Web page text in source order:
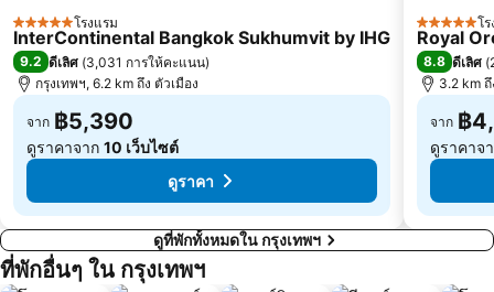
เอ็มอาร์ที กระทรวงสาธารณสุข
บีทีเอส สะพานตากสิน
บีทีเอส อนุสาวรีย์ชัยสมรภูมิ
บีทีเอส บางนา
5 ดาว โรงแรม
InterContinental Bangkok Sukhumvit by IHG
9.2 ดีเลิศ (3,031 การให้คะแนน)
กรุงเทพฯ, 6.2 km ถึง ตัวเมือง
จาก ฿5,390
ดูราคาจาก 10 เว็บไซต์
ดูราคา
5 ดาว โ
Royal
8.8 ดีเลิศ (
3.2 km
จาก ฿
ดูราคาจ
ดูที่พักทั้งหมดใน กรุงเทพฯ
ที่พักอื่นๆ ใน กรุงเทพฯ